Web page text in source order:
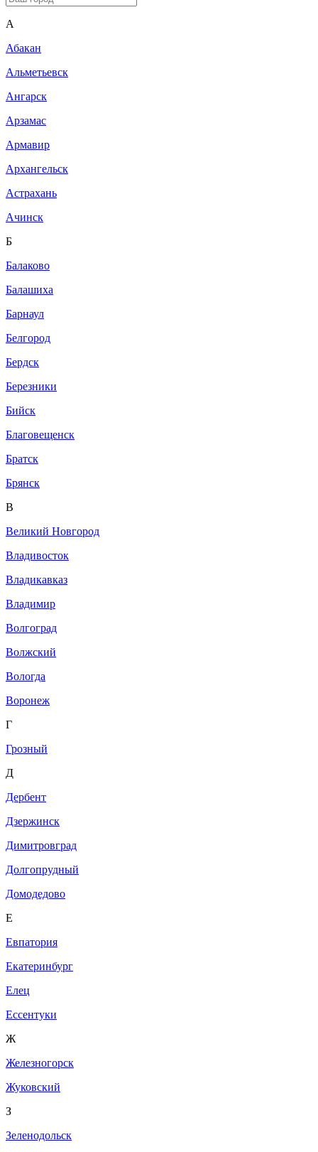
A
Абакан
Альметьевск
Ангарск
Арзамас
Армавир
Архангельск
Астрахань
Ачинск
Б
Балаково
Балашиха
Барнаул
Белгород
Бердск
Березники
Бийск
Благовещенск
Братск
Брянск
В
Великий Новгород
Владивосток
Владикавказ
Владимир
Волгоград
Волжский
Вологда
Воронеж
Г
Грозный
Д
Дербент
Дзержинск
Димитровград
Долгопрудный
Домодедово
Е
Евпатория
Екатеринбург
Елец
Ессентуки
Ж
Железногорск
Жуковский
З
Зеленодольск